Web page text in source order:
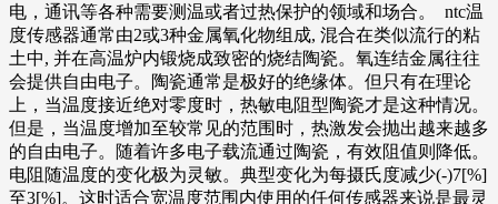
电，通讯等各种需要测温或者过热保护的领域和场合。 ntc温
度传感器通常由2或3种金属氧化物组成, 混合在类似流行的粘
土中, 并在高温炉内锻烧成致密的烧结陶瓷。氧连结金属往往
会提供自由电子。陶瓷通常是极好的绝缘体。但只有在理论
上，当温度接近绝对零度时，热敏电阻型陶瓷才是这种情况。
但是，当温度增加至较常见的范围时，热激发会抛出越来越多
的自由电子。随着许多电子载流通过陶瓷，有效阻值则降低。
电阻随温度的变化极为灵敏。典型变化为每摄氏度减少(-)7[%]
至3[%]。这时适合宽温度范围内使用的任何传感器来说是最灵